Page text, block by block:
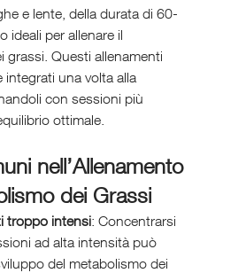
e lente, della durata di 60-
ideali per allenare il
grassi. Questi allenamenti
una volta alla
con sessioni più
ottimale.
nell’Allenamento
dei Grassi
troppo intensi: Concentrarsi
ad alta intensità può
del metabolismo dei